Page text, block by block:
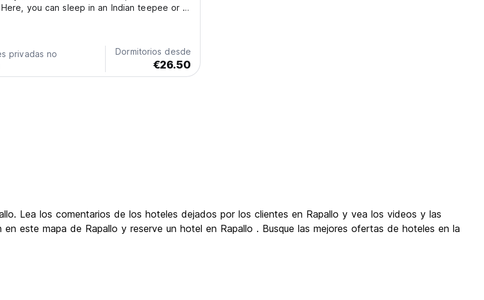
you can sleep in an Indian teepee or a
exchange...
privadas no
Dormitorios desde
€26.50
Lea los comentarios de los hoteles dejados por los clientes en Rapallo y vea los videos y las
este mapa de Rapallo y reserve un hotel en Rapallo . Busque las mejores ofertas de hoteles en la